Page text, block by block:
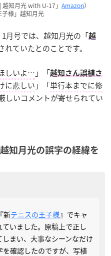
越知月光 with U-17」 Amazon）
様」越知月光
1月号では、越知月光の「越
れていたとのことです。
しいよ… 」「越知さん誤植さ
に悲しい 」「単行本までに修
しいコメントが寄せられてい
知月光の誤字の経緯を
新テニスの王子様』でキャ
いました。原稿上で正し
まい、大事なシーンなだけ
確認したのですが、写植